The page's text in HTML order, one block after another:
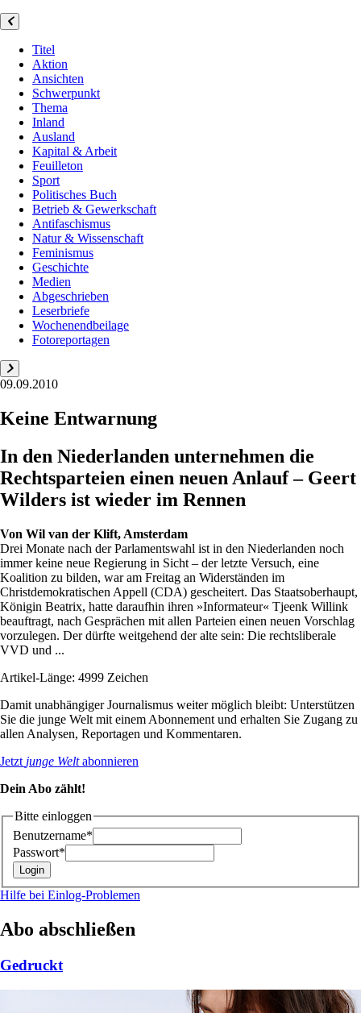
Titel
Aktion
Ansichten
Schwerpunkt
Thema
Inland
Ausland
Kapital & Arbeit
Feuilleton
Sport
Politisches Buch
Betrieb & Gewerkschaft
Antifaschismus
Natur & Wissenschaft
Feminismus
Geschichte
Medien
Abgeschrieben
Leserbriefe
Wochenendbeilage
Fotoreportagen
09.09.2010
Keine Entwarnung
In den Niederlanden unternehmen die
Rechtsparteien einen neuen Anlauf – Geert
Wilders ist wieder im Rennen
Von Wil van der Klift, Amsterdam
Drei Monate nach der Parlamentswahl ist in den Niederlanden noch
immer keine neue Regierung in Sicht – der letzte Versuch, eine
Koalition zu bilden, war am Freitag an Widerständen im
Christdemokratischen Appell (CDA) gescheitert. Das Staatsoberhaupt,
Königin Beatrix, hatte daraufhin ihren »Informateur« Tjeenk Willink
beauftragt, nach Gesprächen mit allen Parteien einen neuen Vorschlag
vorzulegen. Der dürfte weitgehend der alte sein: Die rechtsliberale
VVD und ...
Artikel-Länge: 4999 Zeichen
Damit unabhängiger Journalismus weiter möglich bleibt: Unterstützen
Sie die junge Welt mit einem Abonnement und erhalten Sie Zugang zu
allen Analysen, Reportagen und Kommentaren.
Jetzt junge Weltabonnieren
Dein Abo zählt!
Bitte einloggen
Benutzername*
Passwort*
Hilfe bei Einlog-Problemen
Abo abschließen
Gedruckt